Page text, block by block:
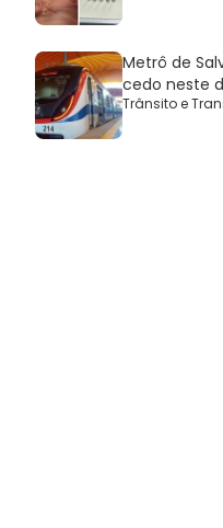
Metrô de
cedo neste
Trânsito e